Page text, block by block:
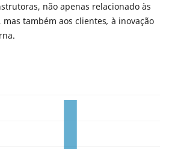
não apenas relacionado às
também aos clientes, à inovação